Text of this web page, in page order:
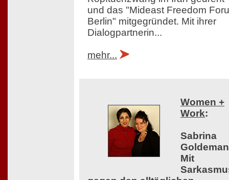
und das "Mideast Freedom
Berlin" mitgegründet. Mit ihrer
Dialogpartnerin...
mehr...
Women +
Work:
Sabrina
Mit